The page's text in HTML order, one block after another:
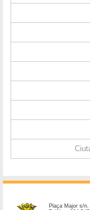
Plaça Major s/